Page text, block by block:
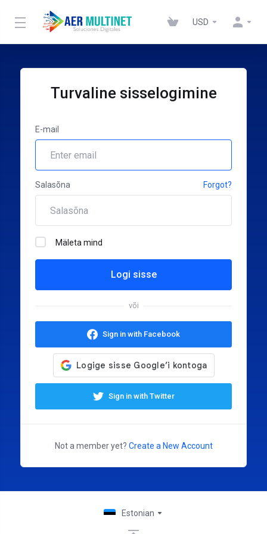
USD
Turvaline sisselogimine
E-mail
Salasõna Forgot?
Mäleta mind
Logi sisse
või
Sign in with Facebook
Sign in with Twitter
Not a member yet? Create a New Account
Estonian